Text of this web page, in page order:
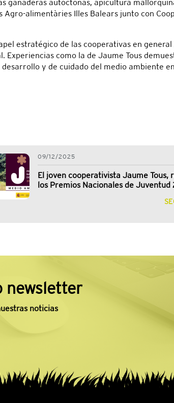
ganaderas autóctonas, apicultura
alimentàries Illes Balears junto con
estratégico de las cooperativas en
como la de Jaume Tous
y de cuidado del medio ambiente
09/12/2025
El joven cooperativista Jaume Tous,
los Premios Nacionales de Juventud
newsletter
noticias